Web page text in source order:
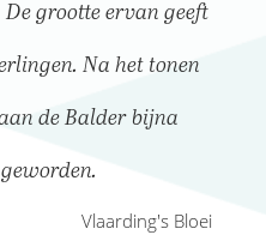
grootte ervan geeft
Na het tonen
de Balder bijna
Vlaarding's Bloei